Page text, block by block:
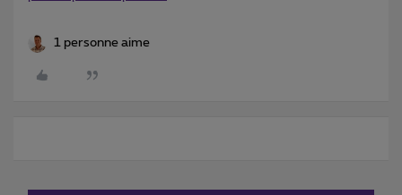
1 personne aime